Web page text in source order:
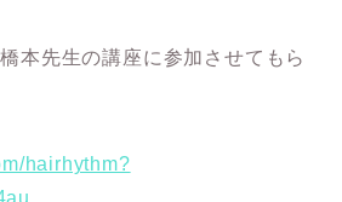
本先生の講座に参加させてもら
hairhythm?